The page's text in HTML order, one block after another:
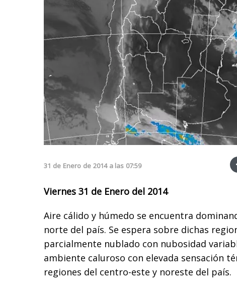
31 de Enero de 2014 a las 07:59
Viernes 31 de Enero del 2014
Aire cálido y húmedo se encuentra
norte del país. Se espera sobre dichas
parcialmente nublado con nubosidad
ambiente caluroso con elevada sensación
regiones del centro-este y noreste del país.